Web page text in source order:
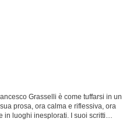
Grasselli è come tuffarsi in un
prosa, ora calma e riflessiva, ora
in luoghi inesplorati. I suoi scritti